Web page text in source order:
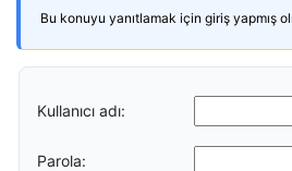
Bu konuyu yanıtlamak için giriş yapmış
Kullanıcı adı:
Parola: